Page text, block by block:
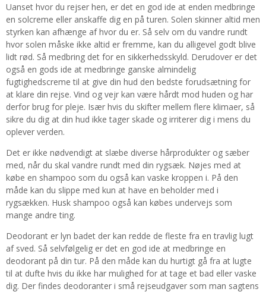
Uanset hvor du rejser hen, er det en god ide at enden medbringe
en solcreme eller anskaffe dig en på turen. Solen skinner altid men
styrken kan afhænge af hvor du er. Så selv om du vandre rundt
hvor solen måske ikke altid er fremme, kan du alligevel godt blive
lidt rød. Så medbring det for en sikkerhedsskyld. Derudover er det
også en gods ide at medbringe ganske almindelig
fugtighedscreme til at give din hud den bedste forudsætning for
at klare din rejse. Vind og vejr kan være hårdt mod huden og har
derfor brug for pleje. Især hvis du skifter mellem flere klimaer, så
sikre du dig at din hud ikke tager skade og irriterer dig i mens du
oplever verden.
Det er ikke nødvendigt at slæbe diverse hårprodukter og sæber
med, når du skal vandre rundt med din rygsæk. Nøjes med at
købe en shampoo som du også kan vaske kroppen i. På den
måde kan du slippe med kun at have en beholder med i
rygsækken. Husk shampoo også kan købes undervejs som
mange andre ting.
Deodorant er lyn badet der kan redde de fleste fra en travlig lugt
af sved. Så selvfølgelig er det en god ide at medbringe en
deodorant på din tur. På den måde kan du hurtigt gå fra at lugte
til at dufte hvis du ikke har mulighed for at tage et bad eller vaske
dig. Der findes deodoranter i små rejseudgaver som man sagtens